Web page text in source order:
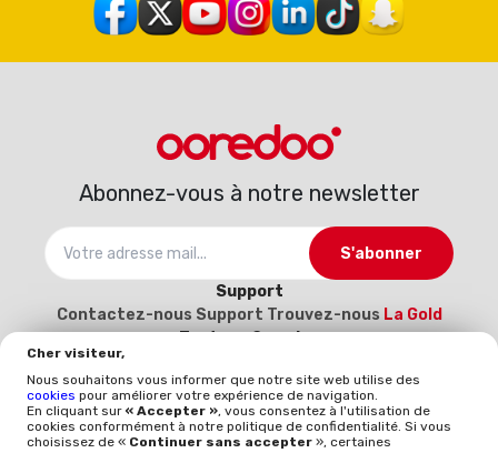
Cher visiteur,
Nous souhaitons vous informer que notre site web utilise des
cookies pour améliorer votre expérience de navigation.
En cliquant sur « Accepter », vous consentez à l'utilisation de
cookies conformément à notre politique de confidentialité. Si vous
choisissez de « Continuer sans accepter », certaines
Abonnez-vous à notre newsletter
S'abonner
Support
Contactez-nous Support Trouvez-nous La Gold
Tout sur Ooredoo
À propos
2025-2026 Devenez notre fournisseur (Inscrivez-
vous ici)
Politique et qualité